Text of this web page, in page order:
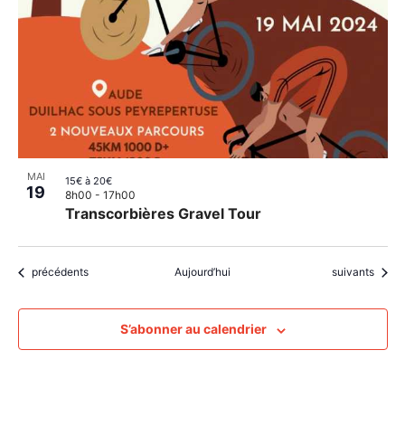
MAI
19
Transcorbières Gravel Tour
8h00 - 17h00
15€ à 20€
Évènements
précédents Aujourd’hui Évènements
suivants
S’abonner au calendrier